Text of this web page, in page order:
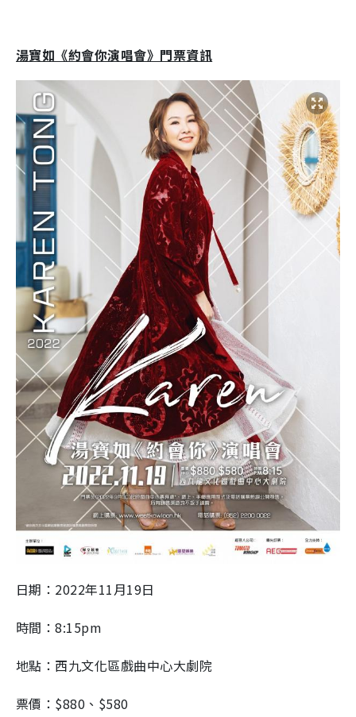
湯寶如《約會你演唱會》門票資訊
日期： 2022年11月19日
時間：8:15pm
地點：西九文化區戲曲中心大劇院
票價： $880 、 $580